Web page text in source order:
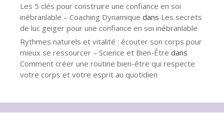
Les 5 clés pour construire une confiance en soi
inébranlable – Coaching Dynamique dans Les secrets
de luc geiger pour une confiance en soi inébranlable
Rythmes naturels et vitalité : écouter son corps pour
mieux se ressourcer – Science et Bien-Être dans
Comment créer une routine bien-être qui respecte
votre corps et votre esprit au quotidien